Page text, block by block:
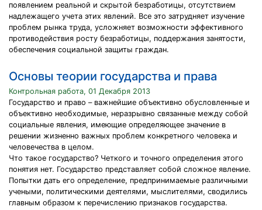
появлением реальной и скрытой безработицы, отсутствием
надлежащего учета этих явлений. Все это затрудняет изучение
проблем рынка труда, усложняет возможности эффективного
противодействия росту безработицы, поддержания занятости,
обеспечения социальной защиты граждан.
Основы теории государства и права
Контрольная работа, 01 Декабря 2013
Государство и право – важнейшие объективно обусловленные и
объективно необходимые, неразрывно связанные между собой
социальные явления, имеющие определяющее значение в
решении жизненно важных проблем конкретного человека и
человечества в целом.
Что такое государство? Четкого и точного определения этого
понятия нет. Государство представляет собой сложное явление.
Попытки дать его определение, предпринимаемые различными
учеными, политическими деятелями, мыслителями, сводились
главным образом к перечислению признаков государства.